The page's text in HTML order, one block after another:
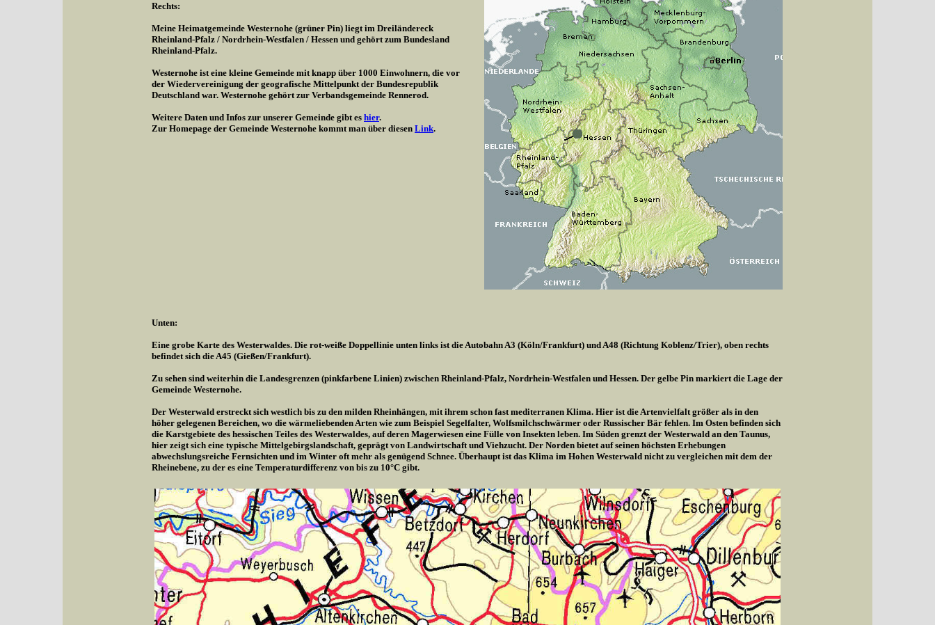
Rechts:
Meine Heimatgemeinde Westernohe (grüner Pin) liegt im Dreiländereck
Rheinland-Pfalz / Nordrhein-Westfalen / Hessen und gehört zum Bundesland
Rheinland-Pfalz.
Westernohe ist eine kleine Gemeinde mit knapp über 1000 Einwohnern, die vor
der Wiedervereinigung der geografische Mittelpunkt der Bundesrepublik
Deutschland war. Westernohe gehört zur Verbandsgemeinde Rennerod.
Weitere Daten und Infos zur unserer Gemeinde gibt es hier.
Zur Homepage der Gemeinde Westernohe kommt man über diesen Link.
Unten:
Eine grobe Karte des Westerwaldes. Die rot-weiße Doppellinie unten links ist die Autobahn A3 (Köln/Frankfurt) und A48 (Richtung Koblenz/Trier), oben rechts
befindet sich die A45 (Gießen/Frankfurt).
Zu sehen sind weiterhin die Landesgrenzen (pinkfarbene Linien) zwischen Rheinland-Pfalz, Nordrhein-Westfalen und Hessen. Der gelbe Pin markiert die Lage der
Gemeinde Westernohe.
Der Westerwald erstreckt sich westlich bis zu den milden Rheinhängen, mit ihrem schon fast mediterranen Klima. Hier ist die Artenvielfalt größer als in den
höher gelegenen Bereichen, wo die wärmeliebenden Arten wie zum Beispiel Segelfalter, Wolfsmilchschwärmer oder Russischer Bär fehlen. Im Osten befinden sich
die Karstgebiete des hessischen Teiles des Westerwaldes, auf deren Magerwiesen eine Fülle von Insekten leben. Im Süden grenzt der Westerwald an den Taunus,
hier zeigt sich eine typische Mittelgebirgslandschaft, geprägt von Landwirtschaft und Viehzucht. Der Norden bietet auf seinen höchsten Erhebungen
abwechslungsreiche Fernsichten und im Winter oft mehr als genügend Schnee. Überhaupt ist das Klima im Hohen Westerwald nicht zu vergleichen mit dem der
Rheinebene, zu der es eine Temperaturdifferenz von bis zu 10°C gibt.